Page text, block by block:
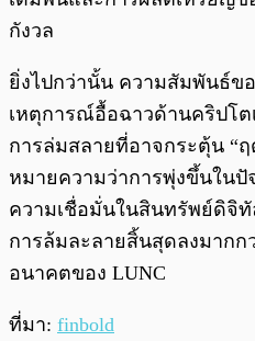
กังวล
ยิ่งไปกว่านั้น ความสัมพันธ์ขอ
เหตุการณ์อื้อฉาวด้านคริปโต
การล่มสลายที่อาจกระตุ้น “
หมายความว่าการพุ่งขึ้นใน
ความเชื่อมั่นในสินทรัพย์ดิจิ
การล้มละลายสิ้นสุดลงมาก
อนาคตของ LUNC
ที่มา: finbold